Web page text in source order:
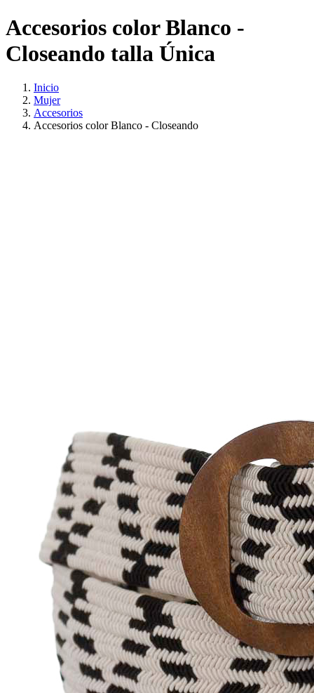
Accesorios color Blanco -
Closeando talla Única
Inicio
Mujer
Accesorios
Accesorios color Blanco - Closeando